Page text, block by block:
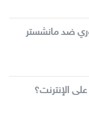
ضد مانشستر
الإنترنت؟